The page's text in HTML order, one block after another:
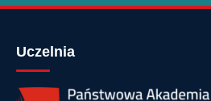
Uczelnia